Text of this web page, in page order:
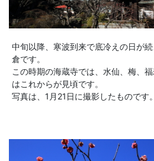
中旬以降、寒波到来で底冷えの日が
倉です。
この時期の海蔵寺では、水仙、梅、
はこれからが見頃です。
写真は、1月21日に撮影したものです。